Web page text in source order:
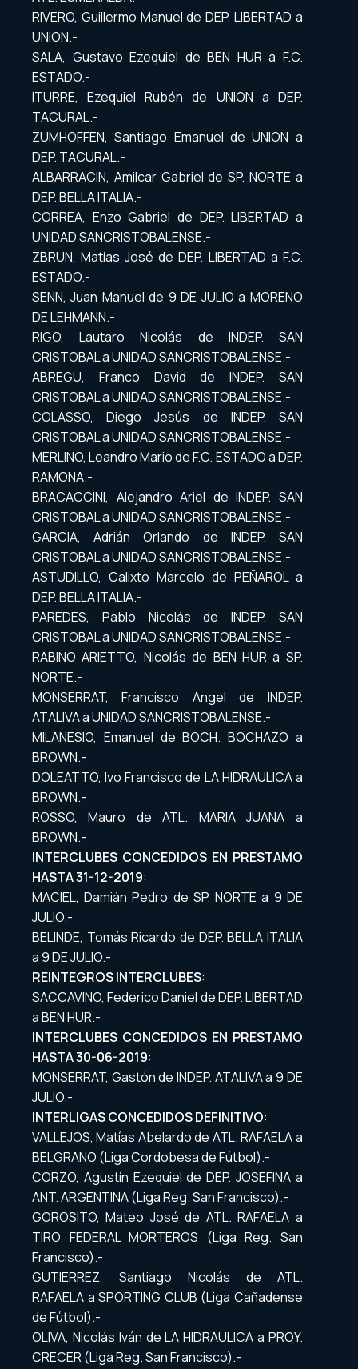
RIVERO, Guillermo Manuel de DEP. LIBERTAD a
UNION.-
SALA, Gustavo Ezequiel de BEN HUR a F.C.
ESTADO.-
ITURRE, Ezequiel Rubén de UNION a DEP.
TACURAL.-
ZUMHOFFEN, Santiago Emanuel de UNION a
DEP. TACURAL.-
ALBARRACIN, Amilcar Gabriel de SP. NORTE a
DEP. BELLA ITALIA.-
CORREA, Enzo Gabriel de DEP. LIBERTAD a
UNIDAD SANCRISTOBALENSE.-
ZBRUN, Matías José de DEP. LIBERTAD a F.C.
ESTADO.-
SENN, Juan Manuel de 9 DE JULIO a MORENO
DE LEHMANN.-
RIGO, Lautaro Nicolás de INDEP. SAN
CRISTOBAL a UNIDAD SANCRISTOBALENSE.-
ABREGU, Franco David de INDEP. SAN
CRISTOBAL a UNIDAD SANCRISTOBALENSE.-
COLASSO, Diego Jesús de INDEP. SAN
CRISTOBAL a UNIDAD SANCRISTOBALENSE.-
MERLINO, Leandro Mario de F.C. ESTADO a DEP.
RAMONA.-
BRACACCINI, Alejandro Ariel de INDEP. SAN
CRISTOBAL a UNIDAD SANCRISTOBALENSE.-
GARCIA, Adrián Orlando de INDEP. SAN
CRISTOBAL a UNIDAD SANCRISTOBALENSE.-
ASTUDILLO, Calixto Marcelo de PEÑAROL a
DEP. BELLA ITALIA.-
PAREDES, Pablo Nicolás de INDEP. SAN
CRISTOBAL a UNIDAD SANCRISTOBALENSE.-
RABINO ARIETTO, Nicolás de BEN HUR a SP.
NORTE.-
MONSERRAT, Francisco Angel de INDEP.
ATALIVA a UNIDAD SANCRISTOBALENSE.-
MILANESIO, Emanuel de BOCH. BOCHAZO a
BROWN.-
DOLEATTO, Ivo Francisco de LA HIDRAULICA a
BROWN.-
ROSSO, Mauro de ATL. MARIA JUANA a
BROWN.-
INTERCLUBES CONCEDIDOS EN PRESTAMO
HASTA 31-12-2019:
MACIEL, Damián Pedro de SP. NORTE a 9 DE
JULIO.-
BELINDE, Tomás Ricardo de DEP. BELLA ITALIA
a 9 DE JULIO.-
REINTEGROS INTERCLUBES:
SACCAVINO, Federico Daniel de DEP. LIBERTAD
a BEN HUR.-
INTERCLUBES CONCEDIDOS EN PRESTAMO
HASTA 30-06-2019:
MONSERRAT, Gastón de INDEP. ATALIVA a 9 DE
JULIO.-
INTERLIGAS CONCEDIDOS DEFINITIVO:
VALLEJOS, Matías Abelardo de ATL. RAFAELA a
BELGRANO (Liga Cordobesa de Fútbol).-
CORZO, Agustín Ezequiel de DEP. JOSEFINA a
ANT. ARGENTINA (Liga Reg. San Francisco).-
GOROSITO, Mateo José de ATL. RAFAELA a
TIRO FEDERAL MORTEROS (Liga Reg. San
Francisco).-
GUTIERREZ, Santiago Nicolás de ATL.
RAFAELA a SPORTING CLUB (Liga Cañadense
de Fútbol).-
OLIVA, Nicolás Iván de LA HIDRAULICA a PROY.
CRECER (Liga Reg. San Francisco).-